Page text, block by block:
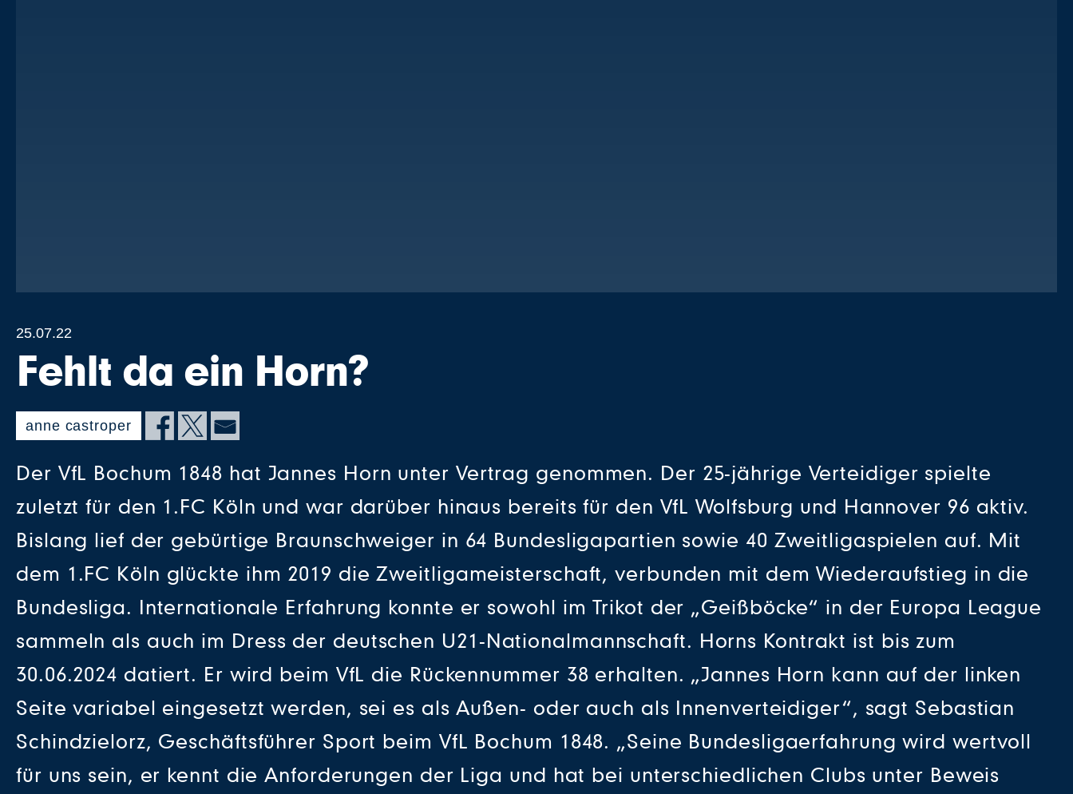
25.07.22
Fehlt da ein Horn?
anne castroper
Der VfL Bochum 1848 hat Jannes Horn unter Vertrag genommen. Der 25-jährige Verteidiger spielte
zuletzt für den 1.FC Köln und war darüber hinaus bereits für den VfL Wolfsburg und Hannover 96 aktiv.
Bislang lief der gebürtige Braunschweiger in 64 Bundesligapartien sowie 40 Zweitligaspielen auf. Mit
dem 1.FC Köln glückte ihm 2019 die Zweitligameisterschaft, verbunden mit dem Wiederaufstieg in die
Bundesliga. Internationale Erfahrung konnte er sowohl im Trikot der „Geißböcke“ in der Europa League
sammeln als auch im Dress der deutschen U21-Nationalmannschaft. Horns Kontrakt ist bis zum
30.06.2024 datiert. Er wird beim VfL die Rückennummer 38 erhalten. „Jannes Horn kann auf der linken
Seite variabel eingesetzt werden, sei es als Außen- oder auch als Innenverteidiger“, sagt Sebastian
Schindzielorz, Geschäftsführer Sport beim VfL Bochum 1848. „Seine Bundesligaerfahrung wird wertvoll
für uns sein, er kennt die Anforderungen der Liga und hat bei unterschiedlichen Clubs unter Beweis